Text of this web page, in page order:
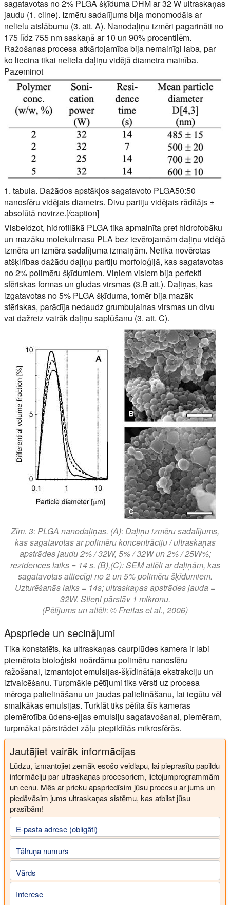
sagatavotas no 2% PLGA šķīduma DHM ar 32 W ultraskaņas
jaudu (1. cilne). Izmēru sadalījums bija monomodāls ar
nelielu atslābumu (3. att. A). Nanodaļiņu izmēri pagarināti no
175 līdz 755 nm saskaņā ar 10 un 90% procentilēm.
Ražošanas procesa atkārtojamība bija nemainīgi laba, par
ko liecina tikai neliela daļiņu vidējā diametra mainība.
Pazeminot
1. tabula. Dažādos apstākļos sagatavoto PLGA50:50
nanosfēru vidējais diametrs. Divu partiju vidējais rādītājs ±
absolūtā novirze.[/caption]
Visbeidzot, hidrofilākā PLGA tika apmainīta pret hidrofobāku
un mazāku molekulmasu PLA bez ievērojamām daļiņu vidējā
izmēra un izmēra sadalījuma izmaiņām. Netika novērotas
atšķirības dažādu daļiņu partiju morfoloģijā, kas sagatavotas
no 2% polimēru šķīdumiem. Viņiem visiem bija perfekti
sfēriskas formas un gludas virsmas (3.B att.). Daļiņas, kas
izgatavotas no 5% PLGA šķīduma, tomēr bija mazāk
sfēriskas, parādīja nedaudz grumbuļainas virsmas un divu
vai dažreiz vairāk daļiņu saplūšanu (3. att. C).
Zīm. 3: PLGA nanodaļiņas. (A): Daļiņu izmēru sadalījums,
kas sagatavotas ar polimēru koncentrāciju / ultraskaņas
apstrādes jaudu 2% / 32W, 5% / 32W un 2% / 25W%;
rezidences laiks = 14 s. (B),(C): SEM attēli ar daļiņām, kas
sagatavotas attiecīgi no 2 un 5% polimēru šķīdumiem.
Uzturēšanās laiks = 14s; ultraskaņas apstrādes jauda =
32W. Stieņi pārstāv 1 mikronu.
(Pētījums un attēli: © Freitas et al., 2006)
Apspriede un secinājumi
Tika konstatēts, ka ultraskaņas caurplūdes kamera ir labi
piemērota bioloģiski noārdāmu polimēru nanosfēru
ražošanai, izmantojot emulsijas-šķīdinātāja ekstrakciju un
iztvaicēšanu. Turpmākie pētījumi tiks vērsti uz procesa
mēroga palielināšanu un jaudas palielināšanu, lai iegūtu vēl
smalkākas emulsijas. Turklāt tiks pētīta šīs kameras
piemērotība ūdens-eļļas emulsiju sagatavošanai, piemēram,
turpmākai pārstrādei zāļu piepildītās mikrosfērās.
Jautājiet vairāk informācijas
Lūdzu, izmantojiet zemāk esošo veidlapu, lai pieprasītu papildu
informāciju par ultraskaņas procesoriem, lietojumprogrammām
un cenu. Mēs ar prieku apspriedīsim jūsu procesu ar jums un
piedāvāsim jums ultraskaņas sistēmu, kas atbilst jūsu
prasībām!
E-pasta adrese (obligāti)
Tālruņa numurs
Vārds
Interese